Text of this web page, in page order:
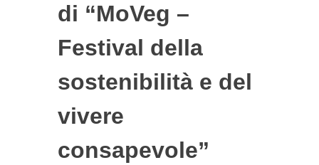
di “MoVeg –
Festival della
sostenibilità e del
vivere
consapevole”